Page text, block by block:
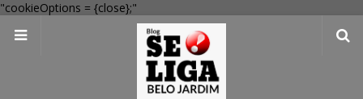
"cookieOptions = {close};"